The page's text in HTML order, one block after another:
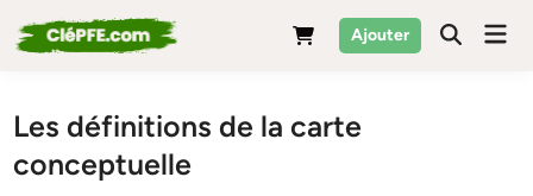
to
Ajouter
Les définitions de la carte
conceptuelle